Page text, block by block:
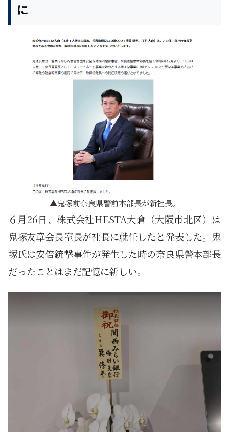
に
鬼塚前奈良県警前本部長が新社長。
６月26日、株式会社HESTA大倉（大阪市北区）は
鬼塚友章会長室長が社長に就任したと発表した。鬼
塚氏は安倍銃撃事件が発生した時の奈良県警本部長
だったことはまだ記憶に新しい。